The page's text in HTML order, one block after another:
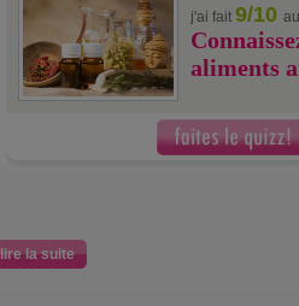
j'ai fait 9/10
aliments
lire la suite